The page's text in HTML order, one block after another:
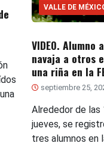
VALLE DE
VIDEO. Alumno
navaja a otros
una riña en la
septiembre 25,
Alrededor de las
jueves, se
tres alumnos en